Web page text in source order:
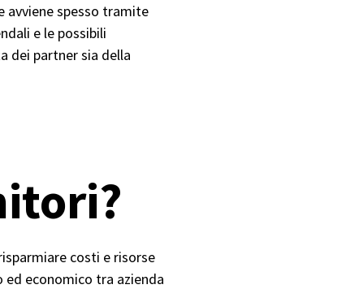
avviene spesso tramite
e le possibili
dei partner sia della
costi e risorse
economico tra azienda